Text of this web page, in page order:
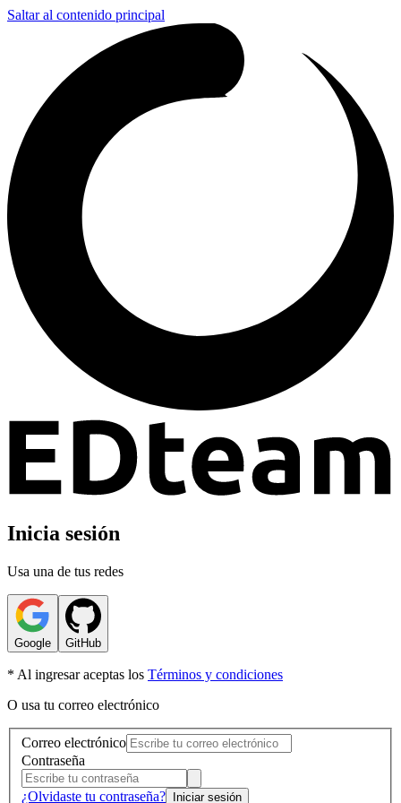
Saltar al contenido principal
Inicia sesión
Usa una de tus redes
Google GitHub
* Al ingresar aceptas los Términos y condiciones
O usa tu correo electrónico
Correo electrónico
Contraseña
¿Olvidaste tu contraseña? Iniciar sesión